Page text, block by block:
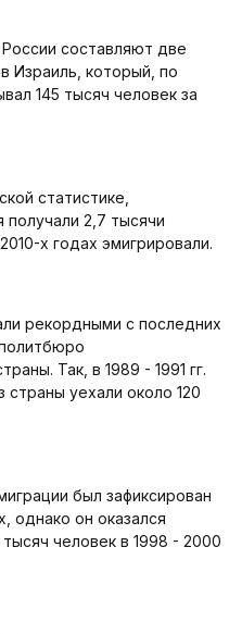
составляют две
Израиль, который, по
145 тысяч человек за
статистике,
2,7 тысячи
х годах эмигрировали.
рекордными с последних
Так, в 1989 - 1991 гг.
уехали около 120
был зафиксирован
однако он оказался
человек в 1998 - 2000